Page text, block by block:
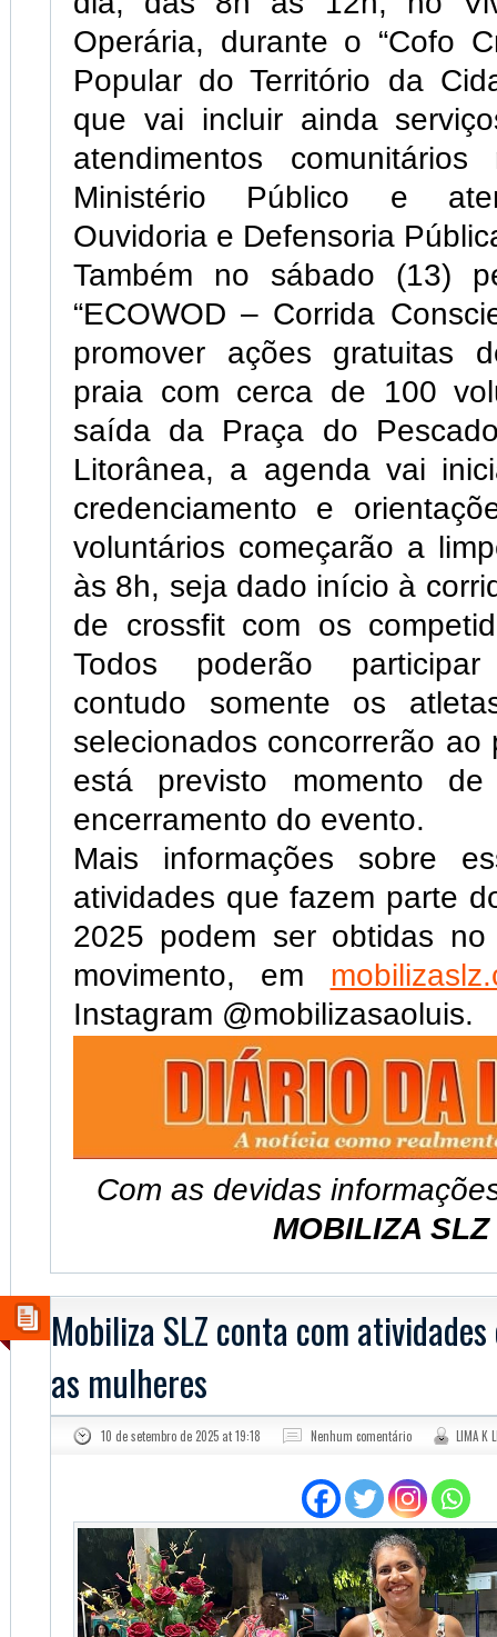
Operária, durante o “Cofo
Popular do Território da
que vai incluir ainda
atendimentos
Ministério Público e
Ouvidoria e Defensoria
Também no sábado (13)
“ECOWOD – Corrida
promover ações gratuitas
praia com cerca de 100
saída da Praça do
Litorânea, a agenda vai
credenciamento e
voluntários começarão a
às 8h, seja dado início à
de crossfit com os
Todos poderão
contudo somente os
selecionados concorrerão ao
está previsto momento
encerramento do evento.
Mais informações sobre
atividades que fazem parte
2025 podem ser obtidas
movimento, em
Instagram @mobilizasaoluis.
Com as devidas
MOBILIZA SLZ
Mobiliza SLZ conta com
as mulheres
10 de setembro de 2025 at 19:18 Nenhum comentário LIMA K